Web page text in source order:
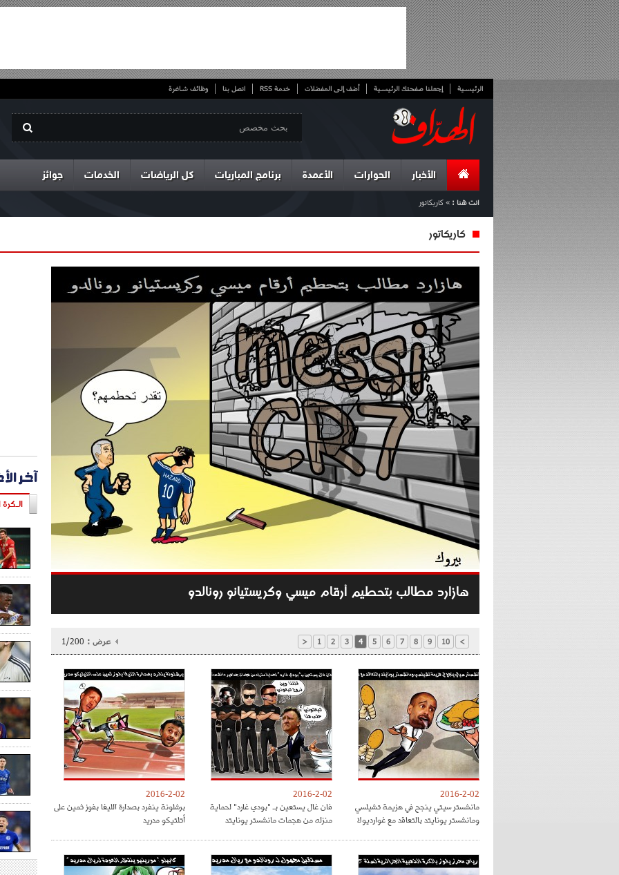
الرئيسية إجعلنا صفحتك الرئيسية أضف إلى المفضلات خدمة RSS اتصل بنا وظائف شاغرة
الأخبار الحوارات الأعمدة برنامج المباريات كل الرياضات الخدمات جوائز
انت هنا : » كاريكاتور
كاريكاتور
هازارد مطالب بتحطيم أرقام ميسي وكريستيانو رونالدو
< 1 2 3 4 5 6 7 8 9 10 > عرض : 1/200
2016-2-02
مانشستر سيتي ينجح في هزيمة تشيلسي
ومانشستر يونايتد بالتعاقد مع غوارديولا
2016-2-02
فان غال يستعين بـ "بودي غارد" لحماية
منزله من هجمات مانشستر يونايتد
2016-2-02
برشلونة ينفرد بصدارة الليغا بفوز ثمين على
أتلتيكو مدريد
آخر
الـكرة